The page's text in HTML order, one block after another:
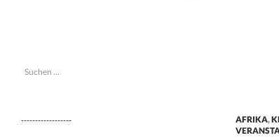
AFRIKA,
informationsstelle journalismus &
Suchen
------------------